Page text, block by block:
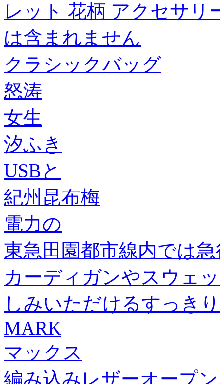
レット 花柄 アクセサリ
は含まれません
クラシックバッグ
怒涛
女生
汐ふき
USBと
紀州昆布梅
電力の
東急田園都市線内では
カーディガンやスウェ
しみいただけるすっき
MARK
マックス
編み込みレザーオープ